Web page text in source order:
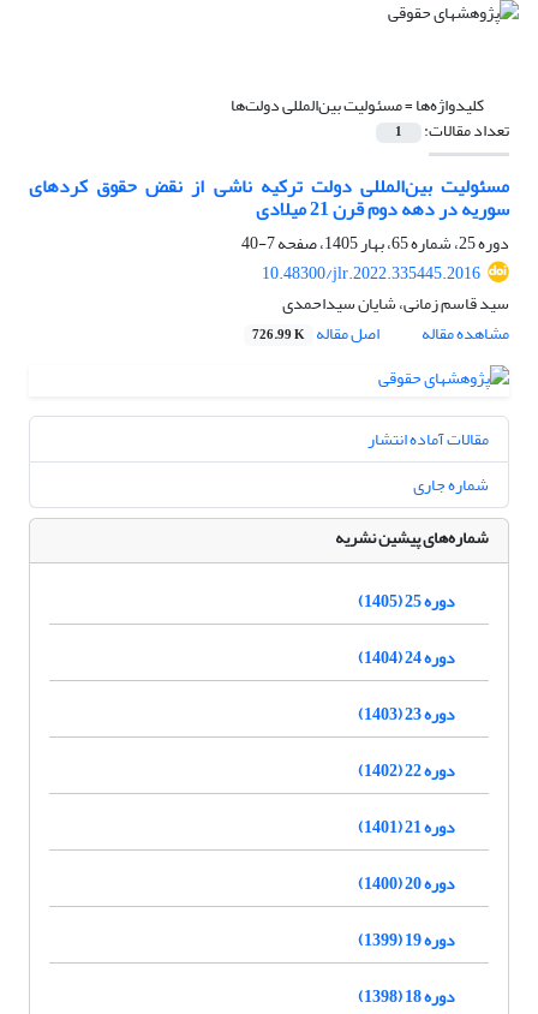
کلیدواژه‌ها =مسئولیت بین‌‌المللی دولت‌ها
تعداد مقالات: 1
مسئولیت بین‌المللی دولت ترکیه ناشی از نقض حقوق کردهای
سوریه در دهه دوم قرن 21 میلادی
دوره 25، شماره 65، بهار 1405، صفحه
7-40
10.48300/jlr.2022.335445.2016
سید قاسم زمانی، شایان سیداحمدی
مشاهده مقاله
اصل مقاله 726.99 K
مقالات آماده انتشار
شماره جاری
شماره‌های پیشین نشریه
دوره 25 (1405)
دوره 24 (1404)
دوره 23 (1403)
دوره 22 (1402)
دوره 21 (1401)
دوره 20 (1400)
دوره 19 (1399)
دوره 18 (1398)